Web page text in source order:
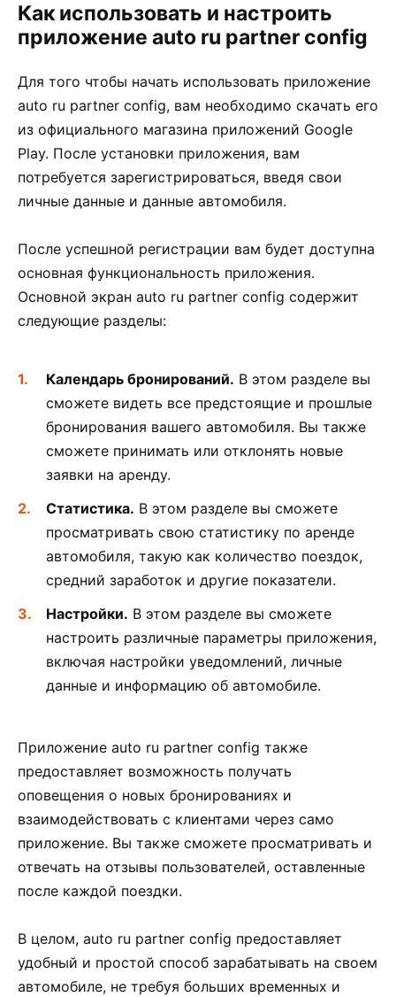
Как использовать и настроить
приложение auto ru partner config
Для того чтобы начать использовать приложение
auto ru partner config, вам необходимо скачать его
из официального магазина приложений Google
Play. После установки приложения, вам
потребуется зарегистрироваться, введя свои
личные данные и данные автомобиля.
После успешной регистрации вам будет доступна
основная функциональность приложения.
Основной экран auto ru partner config содержит
следующие разделы:
Календарь бронирований. В этом разделе вы
сможете видеть все предстоящие и прошлые
бронирования вашего автомобиля. Вы также
сможете принимать или отклонять новые
заявки на аренду.
Статистика. В этом разделе вы сможете
просматривать свою статистику по аренде
автомобиля, такую как количество поездок,
средний заработок и другие показатели.
Настройки. В этом разделе вы сможете
настроить различные параметры приложения,
включая настройки уведомлений, личные
данные и информацию об автомобиле.
Приложение auto ru partner config также
предоставляет возможность получать
оповещения о новых бронированиях и
взаимодействовать с клиентами через само
приложение. Вы также сможете просматривать и
отвечать на отзывы пользователей, оставленные
после каждой поездки.
В целом, auto ru partner config предоставляет
удобный и простой способ зарабатывать на своем
автомобиле, не требуя больших временных и